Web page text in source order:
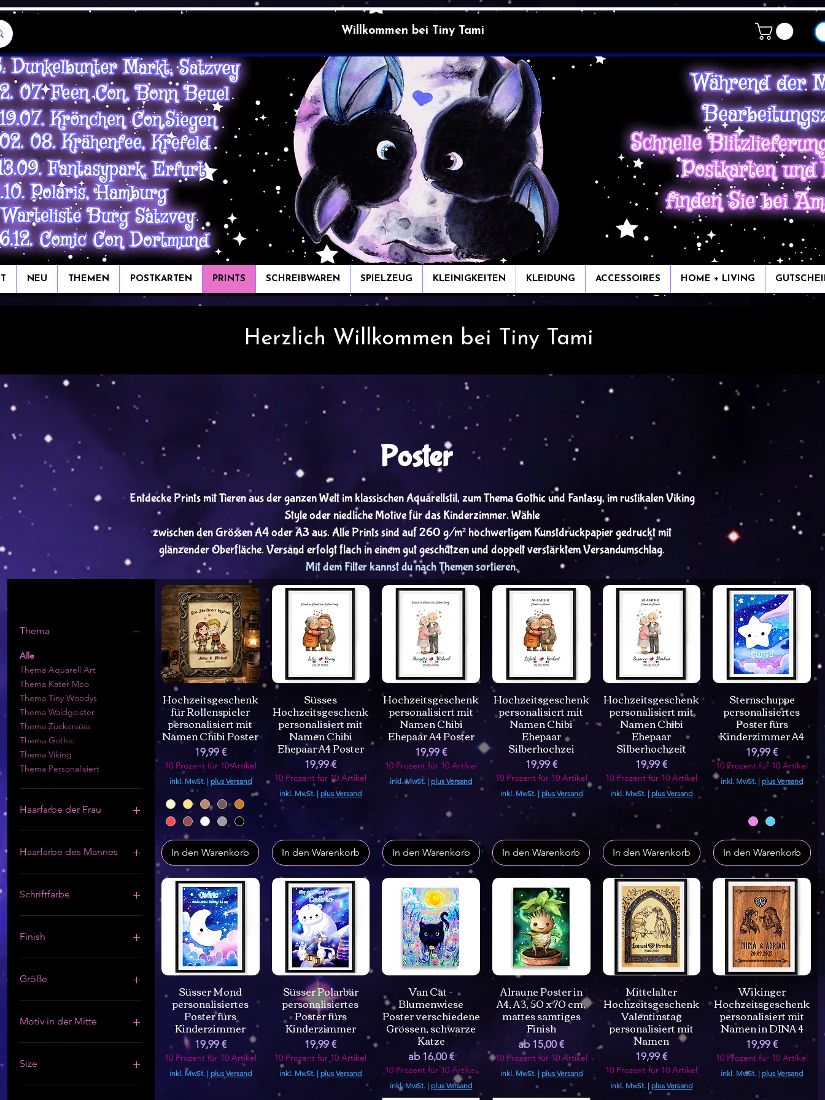
Willkommen bei Tiny Tami
NEU THEMEN POSTKARTEN PRINTS SCHREIBWAREN SPIELZEUG KLEINIGKEITEN KLEIDUNG ACCESSOIRES HOME + LIVING
Herzlich Willkommen bei Tiny Tami
Poster
Entdecke Prints mit Tieren aus der ganzen Welt im klassischen Aquarellstil, zum Thema Gothic und Fantasy, im rustikalen Viking
Style oder niedliche Motive für das Kinderzimmer. Wähle
zwischen den Grössen A4 oder A3 aus. Alle Prints sind auf 260 g/m² hochwertigem Kunstdruckpapier gedruckt mit
glänzender Oberfläche. Versand erfolgt flach in einem gut geschützen und doppelt verstärktem Versandumschlag.
Mit dem Filter kannst du nach Themen sortieren.
Thema
Alle
Thema Aquarell Art
Thema Kater Moo
Thema Tiny Woodys
Thema Waldgeister
Thema Zuckersüss
Thema Gothic
Thema Viking
Thema Personalisiert
Haarfarbe der Frau
Haarfarbe des Mannes
Schriftfarbe
Finish
Mit Goldakzenten
Normal
Größe
40x60 cm / 16x24″
50x70 cm / 20x28″
A2 (42 x 59.4 cm)
A3 (29.7 x 42 cm)
DINA 3 ( 30 x 42 cm)
Motiv in der Mitte
Keltisches Herz
Rollenspielwürfel
Size
21 x 30 cm
Hochzeitsgeschenk
für Rollenspieler
personalisiert mit
Namen Chibi Poster
Preis
19,99 €
10 Prozent für 10 Artikel
inkl. MwSt.| plus Versand
In den Warenkorb
Süsses
Hochzeitsgeschenk
personalisiert mit
Namen Chibi
Ehepaar A4 Poster
Preis
19,99 €
10 Prozent für 10 Artikel
inkl. MwSt. |plus Versand
In den Warenkorb
Hochzeitsgeschenk
personalisiert mit
Namen Chibi
Ehepaar A4 Poster
Preis
19,99 €
10 Prozent für 10 Artikel
inkl. MwSt. |plus Versand
In den Warenkorb
Hochzeitsgeschenk
personalisiert mit
Namen Chibi
Ehepaar
Silberhochzei
Preis
19,99 €
10 Prozent für 10 Artikel
inkl. MwSt.| plus Versand
In den Warenkorb
Hochzeitsgeschenk
personalisiert mit
Namen Chibi
Ehepaar
Silberhochzeit
Preis
19,99 €
10 Prozent für 10 Artikel
inkl. MwSt. |plus Versand
In den Warenkorb
Sternschuppe
personalisiertes
Poster fürs
Kinderzimmer A4
Preis
19,99 €
10 Prozent für 10 Artikel
inkl. MwSt. |plus Versand
In den Warenkorb
Süsser Mond
personalisiertes
Poster fürs
Kinderzimmer
Preis
19,99 €
10 Prozent für 10 Artikel
inkl. MwSt.| plus Versand
Süsser Polarbär
personalisiertes
Poster fürs
Kinderzimmer
Preis
19,99 €
10 Prozent für 10 Artikel
inkl. MwSt. |plus Versand
Van Cat -
Blumenwiese
Poster verschiedene
Grössen, schwarze
Katze
ab 16,00 €
Sale-Preis
10 Prozent für 10 Artikel
inkl. MwSt. |plus Versand
Alraune Poster in
A4, A3, 50 x 70 cm,
mattes samtiges
Finish
ab 15,00 €
Sale-Preis
10 Prozent für 10 Artikel
inkl. MwSt.| plus Versand
Mittelalter
Hochzeitsgeschenk
Valentinstag
personalisiert mit
Namen
Preis
19,99 €
10 Prozent für 10 Artikel
inkl. MwSt. |plus Versand
Wikinger
Hochzeitsgeschenk
personalisiert mit
Namen in DINA 4
Preis
19,99 €
10 Prozent für 10 Artikel
inkl. MwSt. |plus Versand